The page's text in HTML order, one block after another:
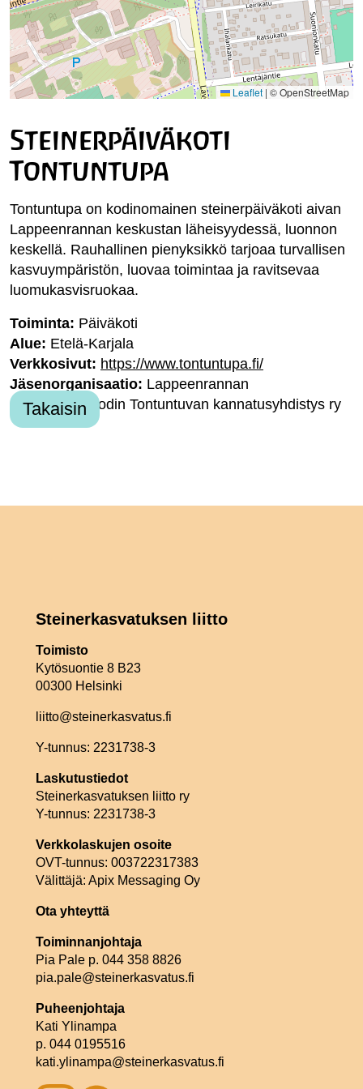
Leaflet | © OpenStreetMap
Steinerpäiväkoti
Tontuntupa
Tontuntupa on kodinomainen steinerpäiväkoti aivan
Lappeenrannan keskustan läheisyydessä, luonnon
keskellä. Rauhallinen pienyksikkö tarjoaa turvallisen
kasvuympäristön, luovaa toimintaa ja ravitsevaa
luomukasvisruokaa.
Toiminta: Päiväkoti
Alue: Etelä-Karjala
Verkkosivut: https://www.tontuntupa.fi/
Jäsenorganisaatio: Lappeenrannan
Steinerpäiväkodin Tontuntuvan kannatusyhdistys ry
Takaisin
Steinerkasvatuksen liitto
Toimisto
Kytösuontie 8 B23
00300 Helsinki
liitto@steinerkasvatus.fi
Y-tunnus: 2231738-3
Laskutustiedot
Steinerkasvatuksen liitto ry
Y-tunnus: 2231738-3
Verkkolaskujen osoite
OVT-tunnus: 003722317383
Välittäjä: Apix Messaging Oy
Ota yhteyttä
Toiminnanjohtaja
Pia Pale p. 044 358 8826
pia.pale@steinerkasvatus.fi
Puheenjohtaja
Kati Ylinampa
p. 044 0195516
kati.ylinampa@steinerkasvatus.fi